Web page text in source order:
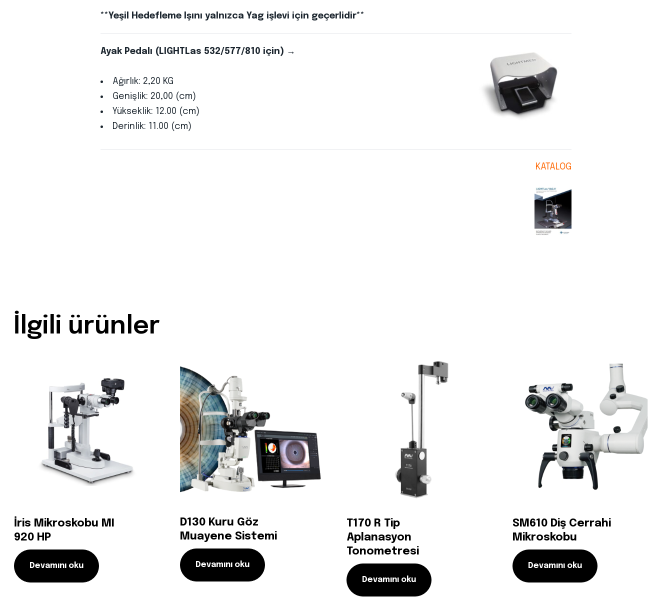
**Yeşil Hedefleme Işını yalnızca Yag işlevi için geçerlidir**
Ayak Pedalı (LIGHTLas 532/577/810 için) →
Ağırlık: 2,20 KG
Genişlik: 20,00 (cm)
Yükseklik: 12.00 (cm)
Derinlik: 11.00 (cm)
KATALOG
İlgili ürünler
İris Mikroskobu MI
920 HP
Devamını oku
D130 Kuru Göz
Muayene Sistemi
Devamını oku
T170 R Tip
Aplanasyon
Tonometresi
Devamını oku
SM610 Diş Cerrahi
Mikroskobu
Devamını oku